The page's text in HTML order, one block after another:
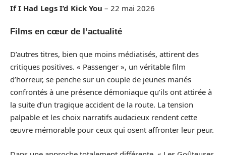
If I Had Legs I’d Kick You – 22 mai 2026
Films en cœur de l’actualité
D’autres titres, bien que moins médiatisés, attirent des
critiques positives. « Passenger », un véritable film
d’horreur, se penche sur un couple de jeunes mariés
confrontés à une présence démoniaque qu’ils ont attirée à
la suite d’un tragique accident de la route. La tension
palpable et les choix narratifs audacieux rendent cette
œuvre mémorable pour ceux qui osent affronter leur peur.